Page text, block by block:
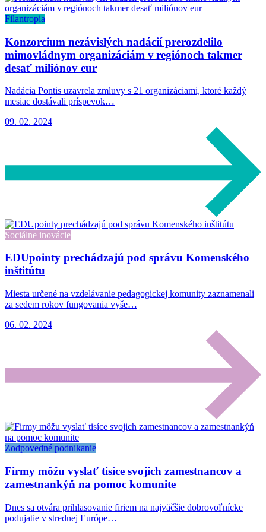
Filantropia
Konzorcium nezávislých nadácií prerozdelilo
mimovládnym organizáciám v regiónoch takmer
desať miliónov eur
Nadácia Pontis uzavrela zmluvy s 21 organizáciami, ktoré každý
mesiac dostávali príspevok…
09. 02. 2024
Sociálne inovácie
EDUpointy prechádzajú pod správu Komenského
inštitútu
Miesta určené na vzdelávanie pedagogickej komunity zaznamenali
za sedem rokov fungovania vyše…
06. 02. 2024
Zodpovedné podnikanie
Firmy môžu vyslať tisíce svojich zamestnancov a
zamestnankýň na pomoc komunite
Dnes sa otvára prihlasovanie firiem na najväčšie dobrovoľnícke
podujatie v strednej Európe…